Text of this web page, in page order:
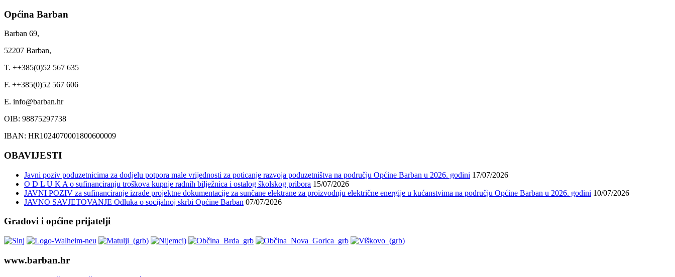
Općina Barban
Barban 69,
52207 Barban,
T. ++385(0)52 567 635
F. ++385(0)52 567 606
E. info@barban.hr
OIB: 98875297738
IBAN: HR1024070001800600009
OBAVIJESTI
Javni poziv poduzetnicima za dodjelu potpora male vrijednosti za poticanje razvoja poduzetništva na području Općine Barban u 2026. godini 17/07/2026
O D L U K A o sufinanciranju troškova kupnje radnih bilježnica i ostalog školskog pribora 15/07/2026
JAVNI POZIV za sufinanciranje izrade projektne dokumentacije za sunčane elektrane za proizvodnju električne energije u kućanstvima na području Općine Barban u 2026. godini 10/07/2026
JAVNO SAVJETOVANJE Odluka o socijalnoj skrbi Općine Barban 07/07/2026
Gradovi i općine prijatelji
www.barban.hr